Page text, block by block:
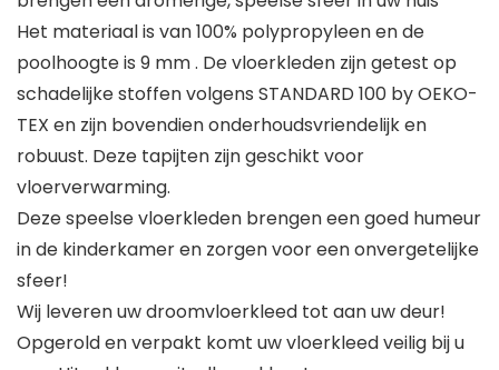
Het materiaal is van 100% polypropyleen en de
poolhoogte is 9 mm . De vloerkleden zijn getest op
schadelijke stoffen volgens STANDARD 100 by OEKO-
TEX en zijn bovendien onderhoudsvriendelijk en
robuust. Deze tapijten zijn geschikt voor
vloerverwarming.
Deze speelse vloerkleden brengen een goed humeur
in de kinderkamer en zorgen voor een onvergetelijke
sfeer!
Wij leveren uw droomvloerkleed tot aan uw deur!
Opgerold en verpakt komt uw vloerkleed veilig bij u